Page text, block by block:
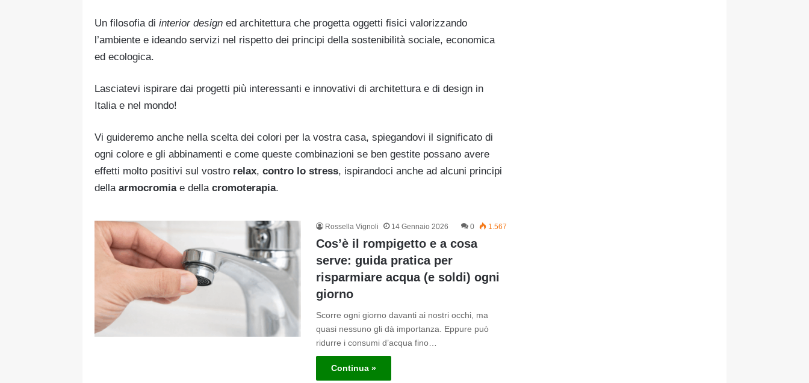
Un filosofia di interior design ed architettura che progetta oggetti fisici valorizzando
l’ambiente e ideando servizi nel rispetto dei principi della sostenibilità sociale, economica
ed ecologica.
Lasciatevi ispirare dai progetti più interessanti e innovativi di architettura e di design in
Italia e nel mondo!
Vi guideremo anche nella scelta dei colori per la vostra casa, spiegandovi il significato di
ogni colore e gli abbinamenti e come queste combinazioni se ben gestite possano avere
effetti molto positivi sul vostro relax, contro lo stress, ispirandoci anche ad alcuni principi
della armocromiae della cromoterapia.
Rossella Vignoli 14 Gennaio 2026 0 1.567
Cos’è il rompigetto e a cosa
serve: guida pratica per
risparmiare acqua (e soldi) ogni
giorno
Scorre ogni giorno davanti ai nostri occhi, ma
quasi nessuno gli dà importanza. Eppure può
ridurre i consumi d’acqua fino…
Continua »